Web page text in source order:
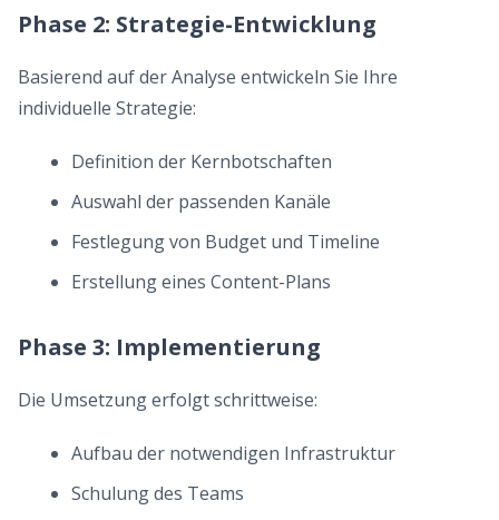
Phase 2: Strategie-Entwicklung
Basierend auf der Analyse entwickeln Sie Ihre
individuelle Strategie:
Definition der Kernbotschaften
Auswahl der passenden Kanäle
Festlegung von Budget und Timeline
Erstellung eines Content-Plans
Phase 3: Implementierung
Die Umsetzung erfolgt schrittweise:
Aufbau der notwendigen Infrastruktur
Schulung des Teams